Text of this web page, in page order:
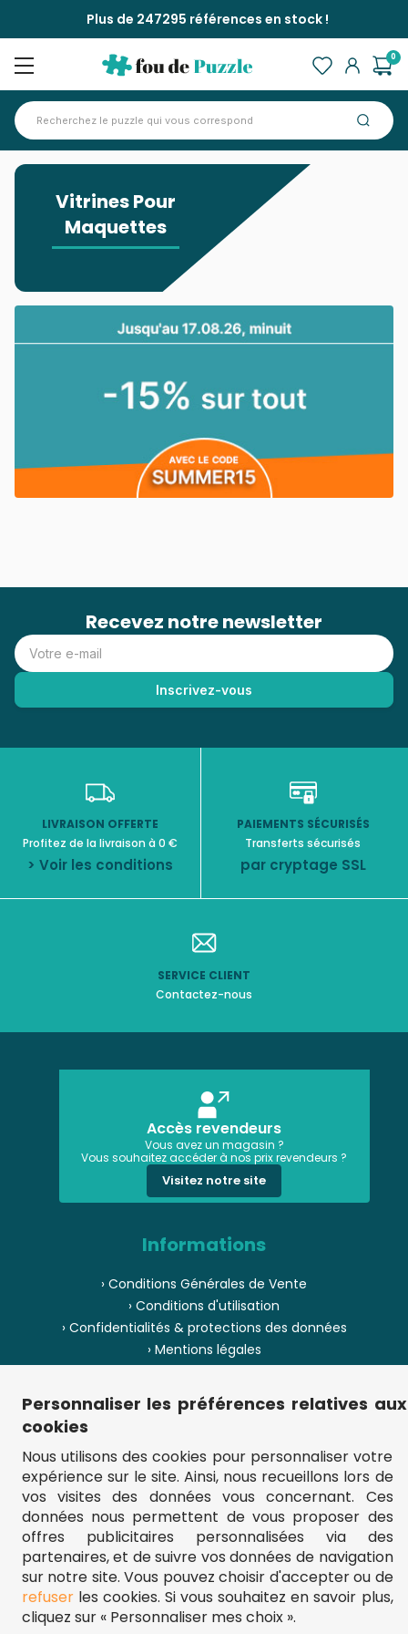
Plus de 247295 références en stock !
0
Vitrines Pour
Maquettes
Recevez notre newsletter
LIVRAISON OFFERTE
Profitez de la livraison à 0 €
> Voir les conditions
PAIEMENTS SÉCURISÉS
Transferts sécurisés
par cryptage SSL
SERVICE CLIENT
Contactez-nous
Accès revendeurs
Vous avez un magasin ?
Vous souhaitez accéder à nos prix revendeurs ?
Visitez notre site
Informations
› Conditions Générales de Vente
› Conditions d'utilisation
› Confidentialités & protections des données
› Mentions légales
› Paiement
› Pièces de puzzle manquantes ?
› Plan du site
** Frais d'envoi = 6,95 € (France) / gratuit à partir de 45 €.
fou-de-puzzle.com : le site référence pour acheter des puzzles de
qualité à bon prix.
© Fou-de-puzzle.com 2011 - 2026
Personnaliser les préférences relatives aux
cookies
Nous utilisons des cookies pour personnaliser votre
expérience sur le site. Ainsi, nous recueillons lors de
vos visites des données vous concernant. Ces
données nous permettent de vous proposer des
offres publicitaires personnalisées via des
partenaires, et de suivre vos données de navigation
sur notre site. Vous pouvez choisir d'accepter ou de
refuserles cookies. Si vous souhaitez en savoir plus,
cliquez sur « Personnaliser mes choix ».